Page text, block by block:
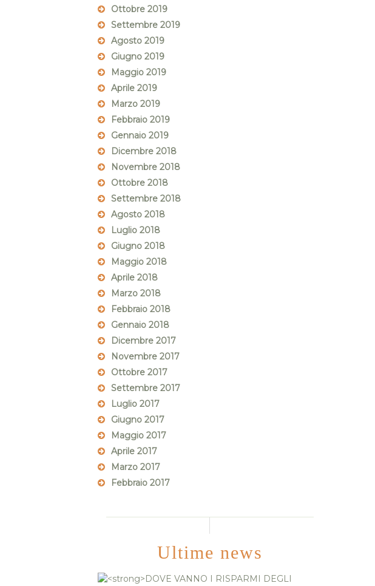
Ottobre 2019
Settembre 2019
Agosto 2019
Giugno 2019
Maggio 2019
Aprile 2019
Marzo 2019
Febbraio 2019
Gennaio 2019
Dicembre 2018
Novembre 2018
Ottobre 2018
Settembre 2018
Agosto 2018
Luglio 2018
Giugno 2018
Maggio 2018
Aprile 2018
Marzo 2018
Febbraio 2018
Gennaio 2018
Dicembre 2017
Novembre 2017
Ottobre 2017
Settembre 2017
Luglio 2017
Giugno 2017
Maggio 2017
Aprile 2017
Marzo 2017
Febbraio 2017
Ultime news